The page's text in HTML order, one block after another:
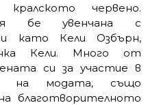
червено.
бе увенчана с
като Кели Озбърн,
Кели. Много от
си за участие в
на модата, също
благотворителното